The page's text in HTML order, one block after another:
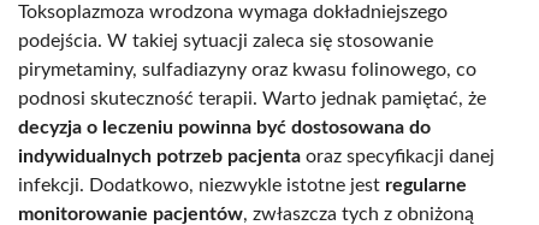
Toksoplazmoza wrodzona wymaga dokładniejszego
podejścia. W takiej sytuacji zaleca się stosowanie
pirymetaminy, sulfadiazyny oraz kwasu folinowego, co
podnosi skuteczność terapii. Warto jednak pamiętać, że
decyzja o leczeniu powinna być dostosowana do
indywidualnych potrzeb pacjenta oraz specyfikacji danej
infekcji. Dodatkowo, niezwykle istotne jest regularne
monitorowanie pacjentów, zwłaszcza tych z obniżoną